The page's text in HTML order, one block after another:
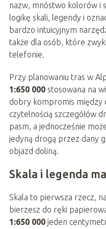
nazw, mnóstwo kolorów i
logikę skali, legendy i
bardzo intuicyjnym
także dla osób, które
telefonie.
Przy planowaniu tras w
1:650 000stosowana na
dobry kompromis między
czytelnością szczegółów
pasm, a jednocześnie
jedyną drogą przez dany
objazd doliną.
Skala i legenda
Skala to pierwsza rzecz,
bierzesz do ręki
1:650 000jeden